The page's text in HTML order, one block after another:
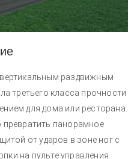
раздвижным
третьего класса прочности
для дома или ресторана.
превратить панорамное
от ударов в зоне ног с
на пульте управления.